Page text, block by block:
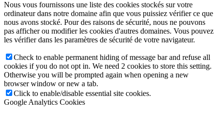
Nous vous fournissons une liste des cookies stockés sur votre
ordinateur dans notre domaine afin que vous puissiez vérifier ce que
nous avons stocké. Pour des raisons de sécurité, nous ne pouvons
pas afficher ou modifier les cookies d'autres domaines. Vous pouvez
les vérifier dans les paramètres de sécurité de votre navigateur.
Check to enable permanent hiding of message bar and refuse all
cookies if you do not opt in. We need 2 cookies to store this setting.
Otherwise you will be prompted again when opening a new
browser window or new a tab.
Click to enable/disable essential site cookies.
Google Analytics Cookies